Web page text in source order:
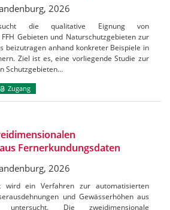
2026
die qualitative Eignung von
Gebieten und Naturschutzgebieten zur
beizutragen anhand konkreter Beispiele in
Ziel ist es, eine vorliegende Studie zur
Schutzgebieten…
Zugang
Fernerkundungsdaten
2026
wird ein Verfahren zur automatisierten
und Gewässerhöhen aus
untersucht. Die zweidimensionale